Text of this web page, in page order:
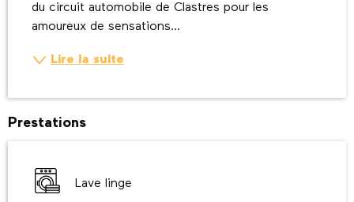
du circuit automobile de Clastres pour les
amoureux de sensations...
Lire la suite
Prestations
Lave linge